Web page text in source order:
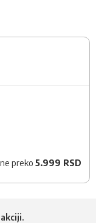
preko 5.999 RSD